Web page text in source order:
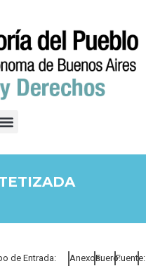
de Entrada:
Anexos:Fuero:Fuente: